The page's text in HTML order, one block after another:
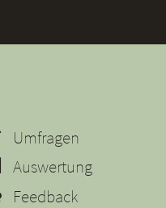
Umfragen
Auswertung
Feedback